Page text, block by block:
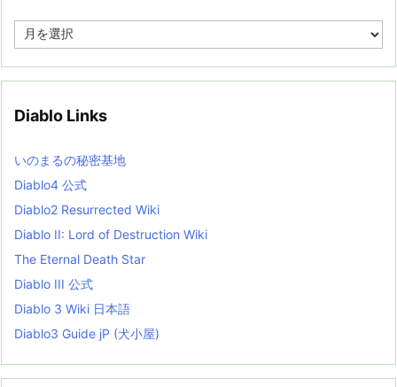
e
i
s
t
Diablo Links
いのまるの秘密基地
Diablo4 公式
Diablo2 Resurrected Wiki
Diablo II: Lord of Destruction Wiki
The Eternal Death Star
Diablo III 公式
Diablo 3 Wiki 日本語
Diablo3 Guide jP (犬小屋)